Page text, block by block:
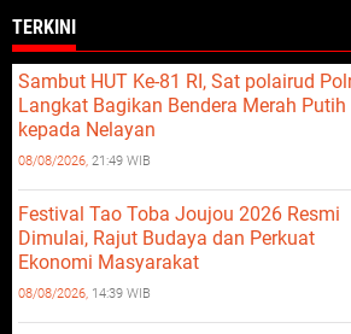
TERKINI
Sambut HUT Ke-81 RI, Sat polairud
Langkat Bagikan Bendera Merah Putih
kepada Nelayan
08/08/2026, 21:49 WIB
Festival Tao Toba Joujou 2026 Resmi
Dimulai, Rajut Budaya dan Perkuat
Ekonomi Masyarakat
08/08/2026, 14:39 WIB